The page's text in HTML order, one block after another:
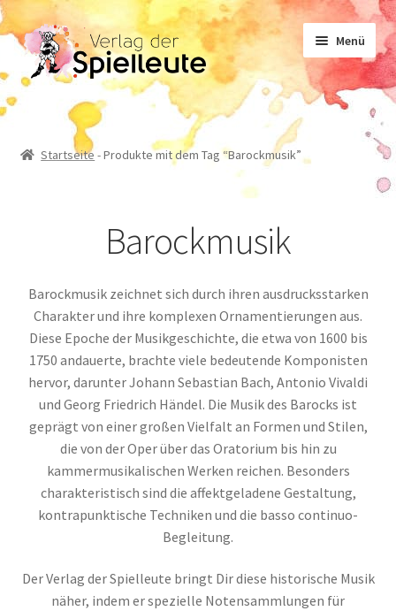
Zur
Navigation
springen
Zum
Inhalt
springen
Menü
Noten
Sachliteratur
Geschichten
Startseite -Produkte mit dem Tag “Barockmusik”
Barockmusik
Barockmusik zeichnet sich durch ihren ausdrucksstarken
Charakter und ihre komplexen Ornamentierungen aus.
Diese Epoche der Musikgeschichte, die etwa von 1600 bis
1750 andauerte, brachte viele bedeutende Komponisten
hervor, darunter Johann Sebastian Bach, Antonio Vivaldi
und Georg Friedrich Händel. Die Musik des Barocks ist
geprägt von einer großen Vielfalt an Formen und Stilen,
die von der Oper über das Oratorium bis hin zu
kammermusikalischen Werken reichen. Besonders
charakteristisch sind die affektgeladene Gestaltung,
kontrapunktische Techniken und die basso continuo-
Begleitung.
Der Verlag der Spielleute bringt Dir diese historische Musik
näher, indem er spezielle Notensammlungen für